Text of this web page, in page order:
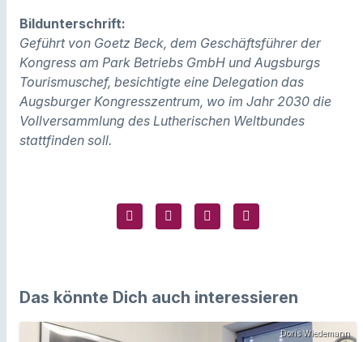
Bildunterschrift:
Geführt von Goetz Beck, dem Geschäftsführer der
Kongress am Park Betriebs GmbH und Augsburgs
Tourismuschef, besichtigte eine Delegation das
Augsburger Kongresszentrum, wo im Jahr 2030 die
Vollversammlung des Lutherischen Weltbundes
stattfinden soll.
Das könnte Dich auch interessieren
Doris Wiedemann